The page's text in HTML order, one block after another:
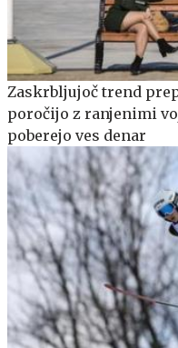
Zaskrbljujoč trend
poročijo z ranjenimi
poberejo ves denar